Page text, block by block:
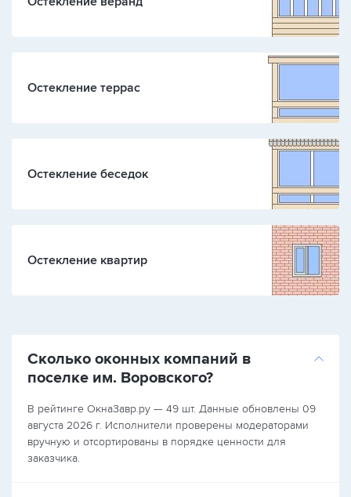
Остекление террас
Остекление беседок
Остекление квартир
Сколько оконных компаний в
поселке им. Воровского?
В рейтинге ОкнаЗавр.ру — 49 шт. Данные обновлены 09
августа 2026 г. Исполнители проверены модераторами
вручную и отсортированы в порядке ценности для
заказчика.